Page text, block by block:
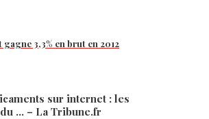
3,3% en brut en 2012
sur internet : les
… – La Tribune.fr